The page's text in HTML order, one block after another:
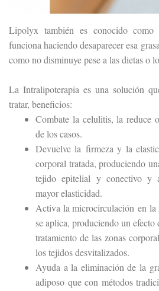
Lipolyx también es conocido como
funciona haciendo desaparecer esa
como no disminuye pese a las dietas o
La Intralipoterapia es una solución
tratar, beneficios:
Combate la celulitis, la reduce
de los casos.
Devuelve la firmeza y la
corporal tratada, produciendo
tejido epitelial y conectivo y
mayor elasticidad.
Activa la microcirculación en la
se aplica, produciendo un
tratamiento de las zonas
los tejidos desvitalizados.
Ayuda a la eliminación de la
adiposo que con métodos